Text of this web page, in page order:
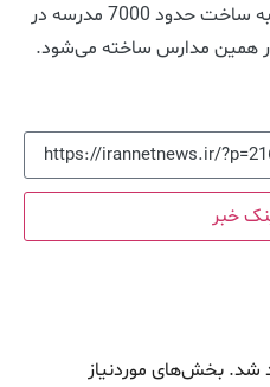
حتی به اندازه یک آجر(چه برسد به ساخت حدود 7000 مدرسه در
خبر
شد. بخش‌های موردنیاز